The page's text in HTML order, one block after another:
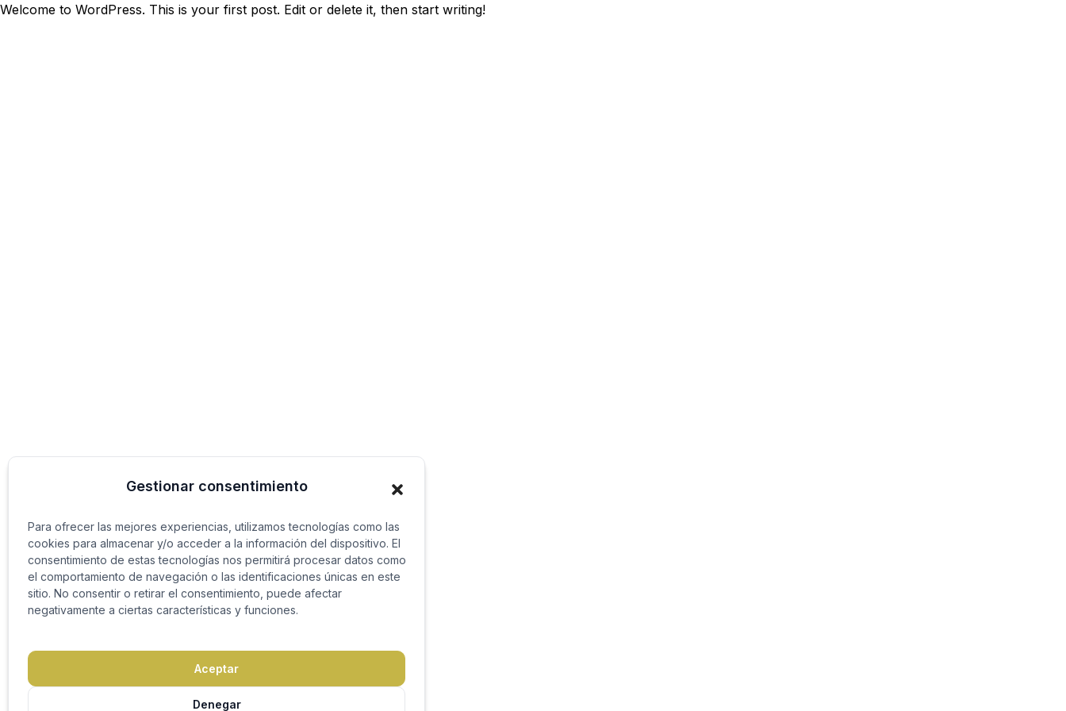
Gestionar consentimiento
Para ofrecer las mejores experiencias, utilizamos tecnologías como las
cookies para almacenar y/o acceder a la información del dispositivo. El
consentimiento de estas tecnologías nos permitirá procesar datos como
el comportamiento de navegación o las identificaciones únicas en este
sitio. No consentir o retirar el consentimiento, puede afectar
negativamente a ciertas características y funciones.
Aceptar
Denegar
Welcome to WordPress. This is your first post. Edit or delete it, then start writing!